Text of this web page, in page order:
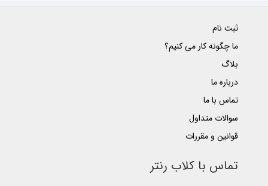
ثبت نام
ما چگونه کار می کنیم؟
بلاگ
درباره ما
تماس با ما
سوالات متداول
قوانین و مقررات
تماس با کلاب رنتر